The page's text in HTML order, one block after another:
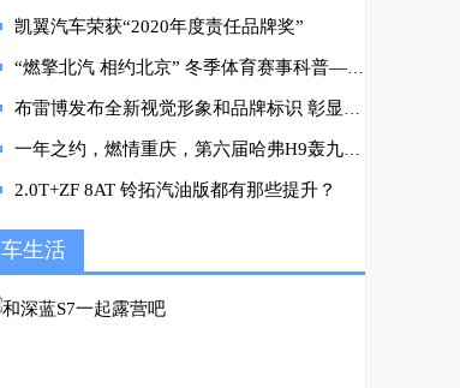
凯翼汽车荣获“2020年度责任品牌奖”
“燃擎北汽 相约北京” 冬季体育赛事科普——自由式滑雪
布雷博发布全新视觉形象和品牌标识 彰显其作为解决方案提供者的发展迭代
一年之约，燃情重庆，第六届哈弗H9轰九年会落幕
2.0T+ZF 8AT 铃拓汽油版都有那些提升？
车生活